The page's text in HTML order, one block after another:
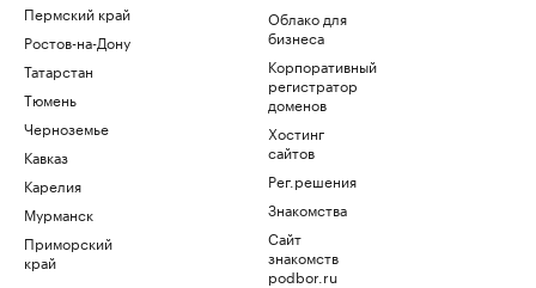
Пермский край
Ростов-на-Дону
Татарстан
Тюмень
Черноземье
Кавказ
Карелия
Мурманск
Приморский
край
Облако для
бизнеса
Корпоративный
регистратор
доменов
Хостинг
сайтов
Рег.решения
Знакомства
Сайт
знакомств
podbor.ru